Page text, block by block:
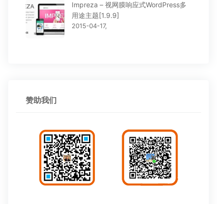
Impreza – 视网膜响应式WordPress多
用途主题[1.9.9]
2015-04-17,
赞助我们